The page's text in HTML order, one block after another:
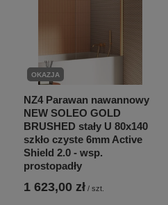
OKAZJA
NZ4 Parawan nawannowy
NEW SOLEO GOLD
BRUSHED stały U 80x140
szkło czyste 6mm Active
Shield 2.0 - wsp.
prostopadły
1 623,00 zł / szt.